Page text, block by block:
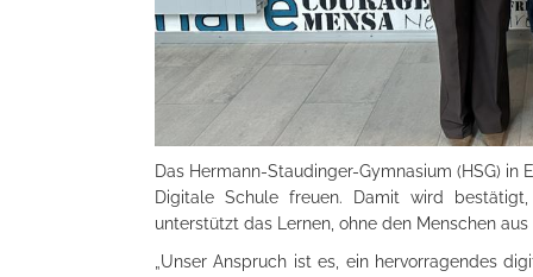
Das Hermann-Staudinger-Gymnasium (HSG)
Digitale Schule freuen. Damit wird
unterstützt das Lernen, ohne den Menschen
„Unser Anspruch ist es, ein hervorragendes